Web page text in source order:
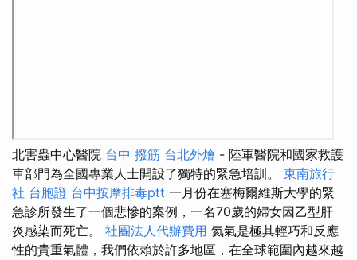
北害蟲中心醫院 台中 撥筋 台北外燴 - 陸軍醫院和國家救護
車部門為全國專業人士開設了獨特的緊急培訓。 東南旅行
社 台胞證 台中按摩排毒ptt 一月份在塞梅爾維斯大學的緊
急診所發生了一個悲慘的案例，一名70歲的婦女因乙型肝
炎感染而死亡。 社團法人代辦費用 氦氣是極其輕巧和反應
性的貴重氣體，我們依賴於許多地區，在全球範圍內越來越